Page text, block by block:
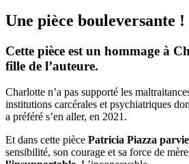
Une pièce bouleversante !
Cette pièce est un hommage à
fille de l’auteure.
Charlotte n’a pas supporté les
institutions carcérales et psychiatriques
a préféré s’en aller, en 2021.
Et dans cette pièce Patricia Piazza
sensibilité, son courage et sa force de